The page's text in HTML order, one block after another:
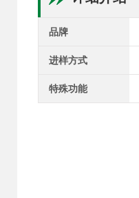
品牌
进样方式
特殊功能